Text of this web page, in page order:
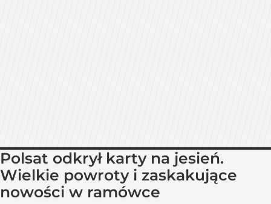
Polsat odkrył karty na jesień.
Wielkie powroty i zaskakujące
nowości w ramówce